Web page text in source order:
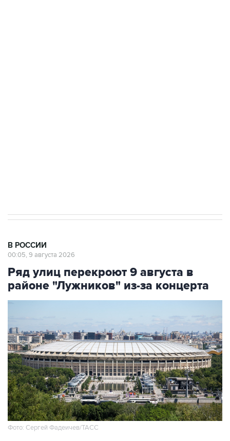
В РОССИИ
00:05, 9 августа 2026
Ряд улиц перекроют 9 августа в
районе "Лужников" из-за концерта
Фото: Сергей Фадеичев/ТАСС